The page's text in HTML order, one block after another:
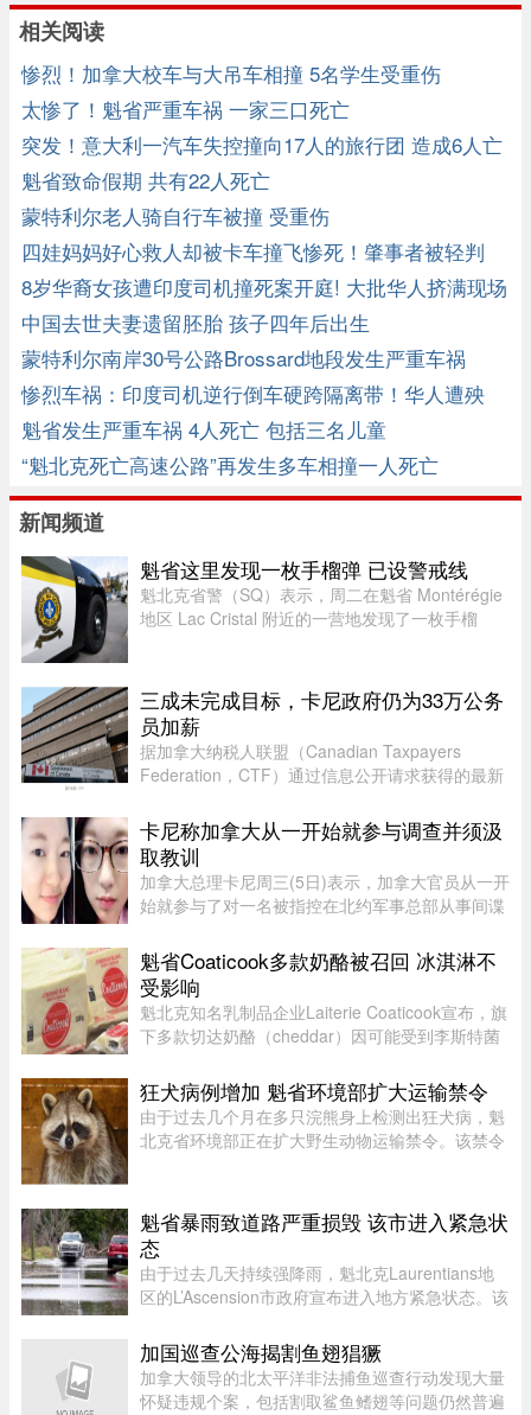
相关阅读
惨烈！加拿大校车与大吊车相撞 5名学生受重伤
太惨了！魁省严重车祸 一家三口死亡
突发！意大利一汽车失控撞向17人的旅行团 造成6人亡
多人重伤 ...
魁省致命假期 共有22人死亡
蒙特利尔老人骑自行车被撞 受重伤
四娃妈妈好心救人却被卡车撞飞惨死！肇事者被轻判
8岁华裔女孩遭印度司机撞死案开庭! 大批华人挤满现场
声援
中国去世夫妻遗留胚胎 孩子四年后出生
蒙特利尔南岸30号公路Brossard地段发生严重车祸
惨烈车祸：印度司机逆行倒车硬跨隔离带！华人遭殃
魁省发生严重车祸 4人死亡 包括三名儿童
“魁北克死亡高速公路”再发生多车相撞一人死亡
新闻频道
魁省这里发现一枚手榴弹 已设警戒线
魁北克省警（SQ）表示，周二在魁省 Montérégie
地区 Lac Cristal 附近的一营地发现了一枚手榴
无法确认该手榴弹是否处 ...
三成未完成目标，卡尼政府仍为33万公务
员加薪
据加拿大纳税人联盟（Canadian Taxpayers
Federation，CTF）通过信息公开请求获得的最新
薪。数据显示，2025 年有 78% 的联邦雇员获得了
薪资提升，而工资下降者还不到万分 ...
卡尼称加拿大从一开始就参与调查并须汲
取教训
加拿大总理卡尼周三(5日)表示，加拿大官员从一开
始就参与了对一名被指控在北约军事总部从事间谍
道，卡尼表示加拿大应该从这类事件中汲取教训，
但并未明确表示加拿大正在 ...
魁省Coaticook多款奶酪被召回 冰淇淋不
受影响
魁北克知名乳制品企业Laiterie Coaticook宣布，旗
下多款切达奶酪（cheddar）因可能受到李斯特菌
产批次，初步判断为交叉污染导致。召回涉及多种
规格的温和切达奶酪，包 ...
狂犬病例增加 魁省环境部扩大运输禁令
由于过去几个月在多只浣熊身上检测出狂犬病，魁
北克省环境部正在扩大野生动物运输禁令。该禁令
五起延伸至 Centre-du- ...
魁省暴雨致道路严重损毁 该市进入紧急状
态
由于过去几天持续强降雨，魁北克Laurentians地
区的L’Ascension市政府宣布进入地方紧急状态。该
区遭遇严重雨灾，多条道路受到破坏，其中一些路
段甚至被冲毁或无法通行。 ...
加国巡查公海揭割鱼翅猖獗
加拿大领导的北太平洋非法捕鱼巡查行动发现大量
怀疑违规个案，包括割取鲨鱼鳍翅等问题仍然普遍